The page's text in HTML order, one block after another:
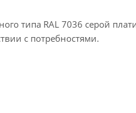
типа RAL 7036 серой
с потребностями.